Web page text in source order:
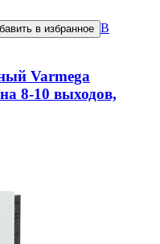
в избранное В
Varmega
8-10 выходов,